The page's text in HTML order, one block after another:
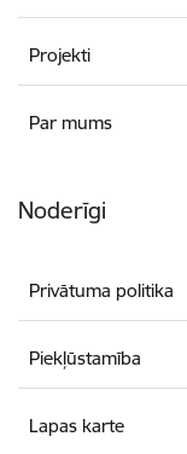
Projekti
Par mums
Noderīgi
Privātuma politika
Piekļūstamība
Lapas karte